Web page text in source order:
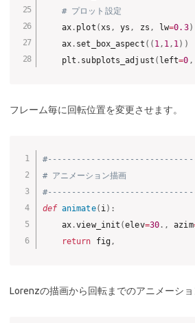
# プロット設定
    ax
. plot ( xs , ys , zs , lw=0.3)
    ax
. set_box_aspect ( ( 1 , 1 , 1 ) )
    plt
. subplots_adjust ( left=0 ,
フレーム毎に回転位置を変更させます。
# アニメーション描画
def animate( i) :
    ax
.view_init (elev=30. , azim
return fig,
Lorenzの描画から回転までのアニメーショ